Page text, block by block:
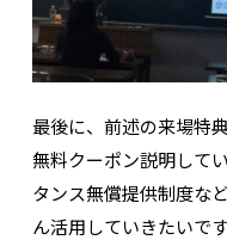
最後に、前述の来場特典
無料クーポン説明して
タンス無償提供制度な
ん活用していきたいで